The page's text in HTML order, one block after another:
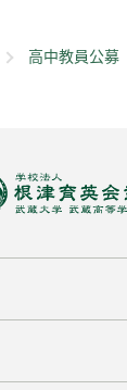
高中教員公募